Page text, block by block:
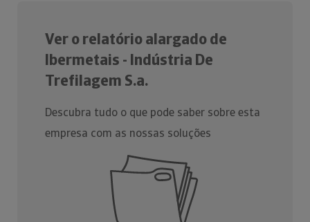
Ver o relatório alargado de
Ibermetais - Indústria De
Trefilagem S.a.
Descubra tudo o que pode saber sobre esta
empresa com as nossas soluções